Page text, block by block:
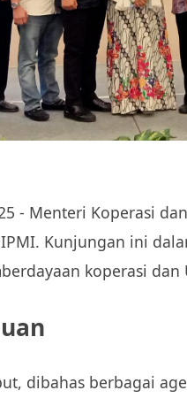
- Menteri Koperasi
Kunjungan ini
koperasi dan
dibahas berbagai